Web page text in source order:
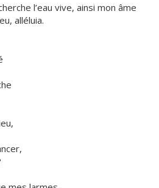
l’eau vive, ainsi mon âme
alléluia.